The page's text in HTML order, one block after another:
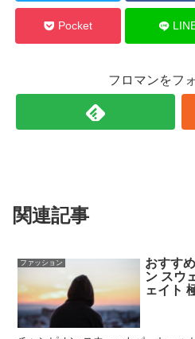
Pocket
フロマンをフ
関連記事
ファッション
おすす
ン スウ
ェイト